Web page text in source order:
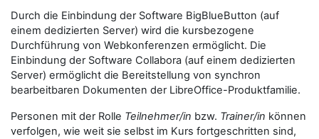
Durch die Einbindung der Software BigBlueButton (auf
einem dedizierten Server) wird die kursbezogene
Durchführung von Webkonferenzen ermöglicht. Die
Einbindung der Software Collabora (auf einem dedizierten
Server) ermöglicht die Bereitstellung von synchron
bearbeitbaren Dokumenten der LibreOffice-Produktfamilie.
Personen mit der Rolle Teilnehmer/in bzw. Trainer/in können
verfolgen, wie weit sie selbst im Kurs fortgeschritten sind,